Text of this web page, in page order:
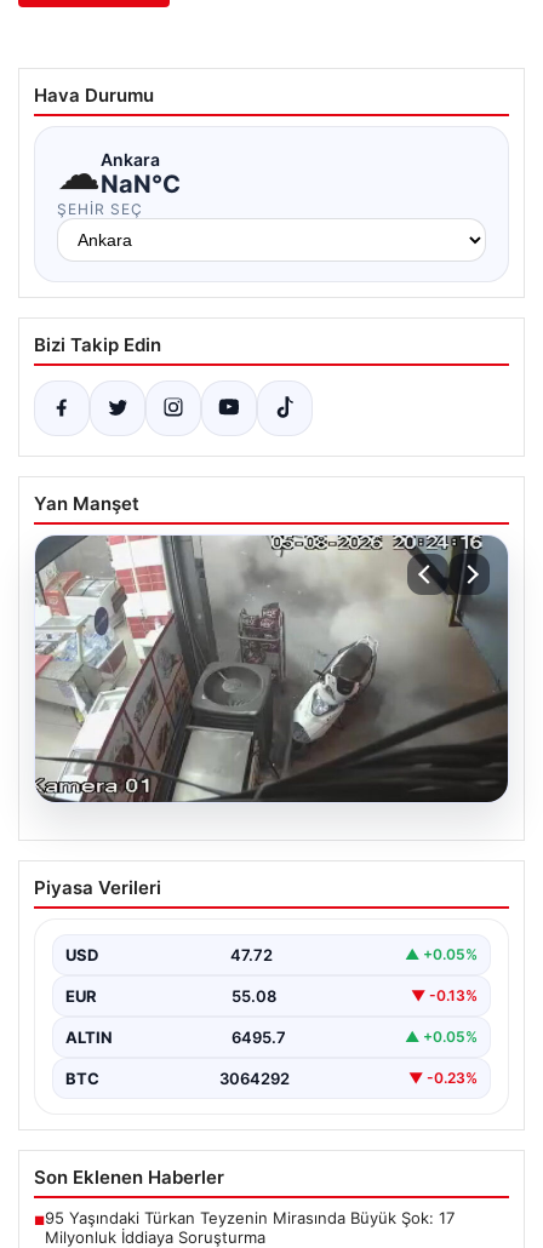
Hava Durumu
☁Ankara
NaN°C
ŞEHIR SEÇ
Bizi Takip Edin
Yan Manşet
Bahçelievler’de Tahliye Edilen Binanın
Çöküşü ve Ardından Alınan Önlemler
yaşanan olay, Yenibosna Merkez Mahallesi Taşova
Sokak’ta bulunan dört…
Piyasa Verileri
USD 47.72 ▲ +0.05%
EUR 55.08 ▼ -0.13%
ALTIN 6495.7 ▲ +0.05%
BTC 3064292 ▼ -0.23%
Son Eklenen Haberler
■95 Yaşındaki Türkan Teyzenin Mirasında Büyük Şok: 17
Milyonluk İddiaya Soruşturma